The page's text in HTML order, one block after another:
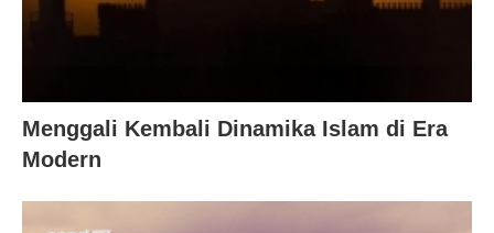
Menggali Kembali Dinamika Islam di Era
Modern